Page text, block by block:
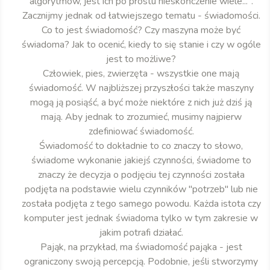
Zacznijmy jednak od łatwiejszego tematu - świadomości.
Co to jest świadomość? Czy maszyna może być
świadoma? Jak to ocenić, kiedy to się stanie i czy w ogóle
jest to możliwe?
Człowiek, pies, zwierzęta - wszystkie one mają
świadomość. W najbliższej przyszłości także maszyny
mogą ją posiąść, a być może niektóre z nich już dziś ją
mają. Aby jednak to zrozumieć, musimy najpierw
zdefiniować świadomość.
Świadomość to dokładnie to co znaczy to słowo,
świadome wykonanie jakiejś czynności, świadome to
znaczy że decyzja o podjęciu tej czynności została
podjęta na podstawie wielu czynników "potrzeb" lub nie
została podjęta z tego samego powodu. Każda istota czy
komputer jest jednak świadoma tylko w tym zakresie w
jakim potrafi działać.
Pająk, na przykład, ma świadomość pająka - jest
ograniczony swoją percepcją. Podobnie, jeśli stworzymy